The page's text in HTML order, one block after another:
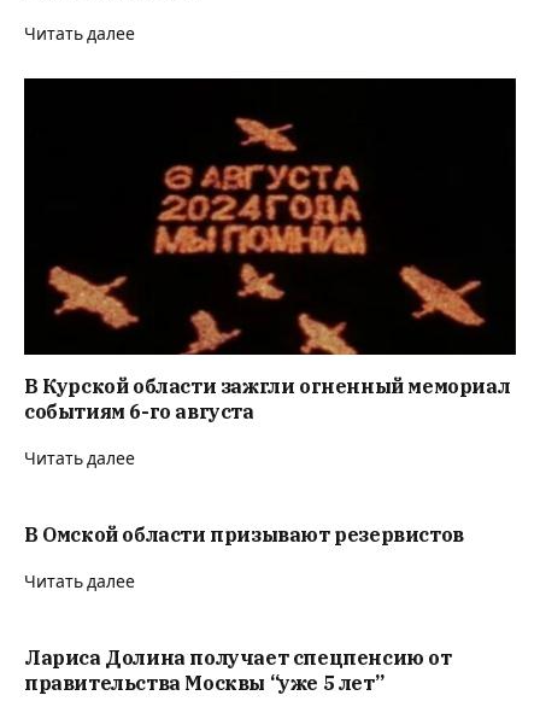
Читать далее
В Курской области зажгли огненный мемориал
событиям 6-го августа
Читать далее
В Омской области призывают резервистов
Читать далее
Лариса Долина получает спецпенсию от
правительства Москвы “уже 5 лет”